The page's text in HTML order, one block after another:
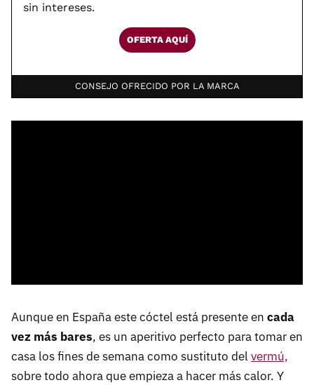
sin intereses.
OFERTA AQUÍ
CONSEJO OFRECIDO POR LA MARCA
Aunque en España este cóctel está presente en cada
vez más bares, es un aperitivo perfecto para tomar en
casa los fines de semana como sustituto del vermú,
sobre todo ahora que empieza a hacer más calor. Y